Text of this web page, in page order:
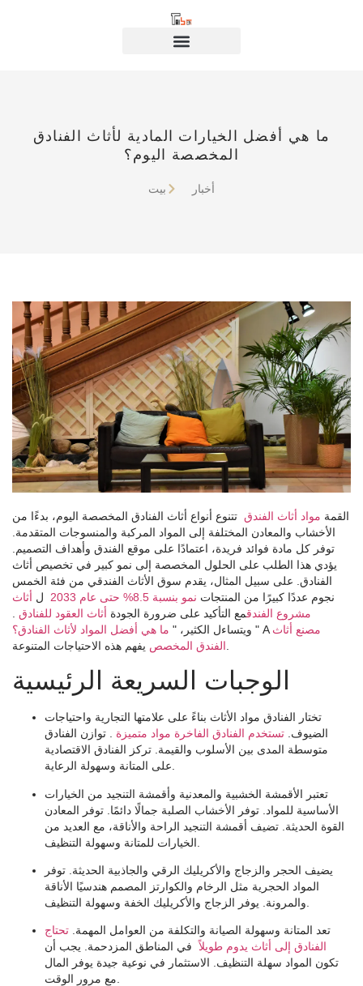
ما هي أفضل الخيارات المادية لأثاث الفنادق
المخصصة اليوم؟
بيت أخبار
القمة مواد أثاث الفندق تتنوع أنواع أثاث الفنادق المخصصة اليوم، بدءًا من
الأخشاب والمعادن المختلفة إلى المواد المركبة والمنسوجات المتقدمة.
توفر كل مادة فوائد فريدة، اعتمادًا على موقع الفندق وأهداف التصميم.
يؤدي هذا الطلب على الحلول المخصصة إلى نمو كبير في تخصيص أثاث
الفنادق. على سبيل المثال، يقدم سوق الأثاث الفندقي من فئة الخمس
نجوم عددًا كبيرًا من المنتجات نمو بنسبة 8.5% حتى عام 2033 ل أثاث
مشروع الفندقمع التأكيد على ضرورة الجودة أثاث العقود للفنادق
ويتساءل الكثير، " " A مصنع أثاث
الفندق المخصص
الوجبات السريعة الرئيسية
تختار الفنادق مواد الأثاث بناءً على علامتها التجارية واحتياجات
الضيوف. تستخدم الفنادق الفاخرة مواد متميزة . توازن الفنادق
متوسطة المدى بين الأسلوب والقيمة. تركز الفنادق الاقتصادية
على المتانة وسهولة الرعاية.
تعتبر الأقمشة الخشبية والمعدنية وأقمشة التنجيد من الخيارات
الأساسية للمواد. توفر الأخشاب الصلبة جمالًا دائمًا. توفر المعادن
القوة الحديثة. تضيف أقمشة التنجيد الراحة والأناقة، مع العديد من
يضيف الحجر والزجاج والأكريليك الرقي والجاذبية الحديثة. توفر
المواد الحجرية مثل الرخام والكوارتز المصمم هندسيًا الأناقة
تعد المتانة وسهولة الصيانة والتكلفة من العوامل المهمة. تحتاج
الفنادق إلى أثاث يدوم طويلاً في المناطق المزدحمة. يجب أن
تكون المواد سهلة التنظيف. الاستثمار في نوعية جيدة يوفر المال
مع مرور الوقت.